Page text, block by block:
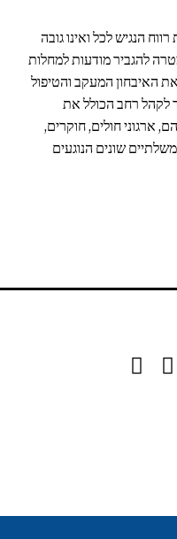
הנגיש לכל ואינו גובה
להגביר מודעות למחלות
האיבחון המעקב והטיפול
רחב הכולל את
חולים, חוקרים,
שונים הנוגעים